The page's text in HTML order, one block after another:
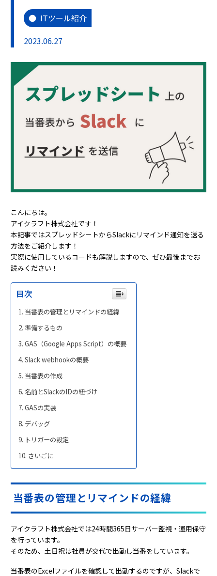
ITツール紹介
2023.06.27
こんにちは。
アイクラフト株式会社です！
本記事ではスプレッドシートからSlackにリマインド通知を送る
方法をご紹介します！
実際に使用しているコードも解説しますので、ぜひ最後までお
読みください！
目次
当番表の管理とリマインドの経緯
準備するもの
GAS（Google Apps Script）の概要
Slack webhookの概要
当番表の作成
名前とSlackのIDの紐づけ
GASの実装
デバッグ
トリガーの設定
さいごに
当番表の管理とリマインドの経緯
アイクラフト株式会社では24時間365日サーバー監視・運用保守
を行っています。
そのため、土日祝は社員が交代で出勤し当番をしています。
当番表のExcelファイルを確認して出勤するのですが、Slackで